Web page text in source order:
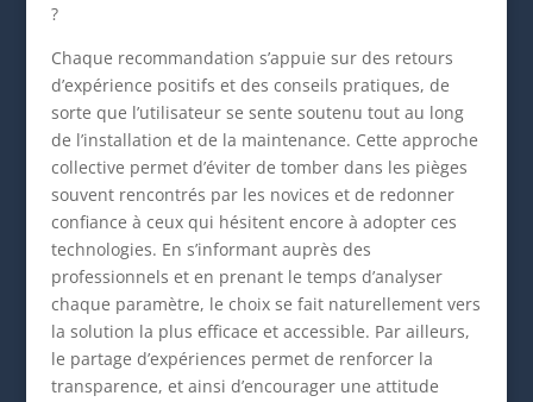
?
Chaque recommandation s’appuie sur des retours
d’expérience positifs et des conseils pratiques, de
sorte que l’utilisateur se sente soutenu tout au long
de l’installation et de la maintenance. Cette approche
collective permet d’éviter de tomber dans les pièges
souvent rencontrés par les novices et de redonner
confiance à ceux qui hésitent encore à adopter ces
technologies. En s’informant auprès des
professionnels et en prenant le temps d’analyser
chaque paramètre, le choix se fait naturellement vers
la solution la plus efficace et accessible. Par ailleurs,
le partage d’expériences permet de renforcer la
transparence, et ainsi d’encourager une attitude